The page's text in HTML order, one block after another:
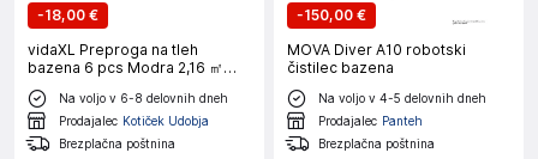
-18,00 €
vidaXL Preproga na tleh
bazena 6 pcs Modra 2,16 ㎡
EVA pena
Na voljo v 6-8 delovnih dneh
Prodajalec Kotiček Udobja
Brezplačna poštnina
-150,00 €
MOVA Diver A10 robotski
čistilec bazena
Na voljo v 4-5 delovnih dneh
Prodajalec Panteh
Brezplačna poštnina